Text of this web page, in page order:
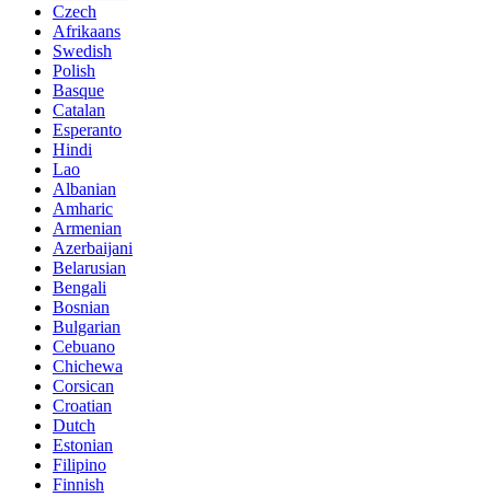
Czech
Afrikaans
Swedish
Polish
Basque
Catalan
Esperanto
Hindi
Lao
Albanian
Amharic
Armenian
Azerbaijani
Belarusian
Bengali
Bosnian
Bulgarian
Cebuano
Chichewa
Corsican
Croatian
Dutch
Estonian
Filipino
Finnish